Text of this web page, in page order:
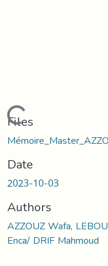
Loading...
Files
Date
2023-10-03
Authors
AZZOUZ Wafa,
Enca/ DRIF Mahmoud